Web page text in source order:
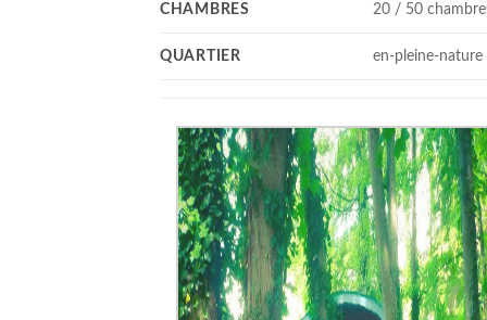
CHAMBRES 20 / 50
QUARTIER en-pleine-nature